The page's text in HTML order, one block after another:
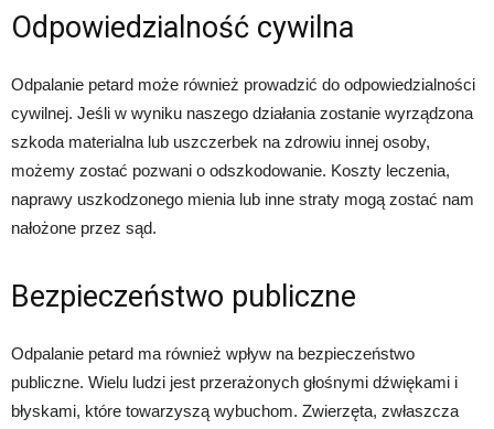
Odpowiedzialność cywilna
Odpalanie petard może również prowadzić do odpowiedzialności
cywilnej. Jeśli w wyniku naszego działania zostanie wyrządzona
szkoda materialna lub uszczerbek na zdrowiu innej osoby,
możemy zostać pozwani o odszkodowanie. Koszty leczenia,
naprawy uszkodzonego mienia lub inne straty mogą zostać nam
nałożone przez sąd.
Bezpieczeństwo publiczne
Odpalanie petard ma również wpływ na bezpieczeństwo
publiczne. Wielu ludzi jest przerażonych głośnymi dźwiękami i
błyskami, które towarzyszą wybuchom. Zwierzęta, zwłaszcza